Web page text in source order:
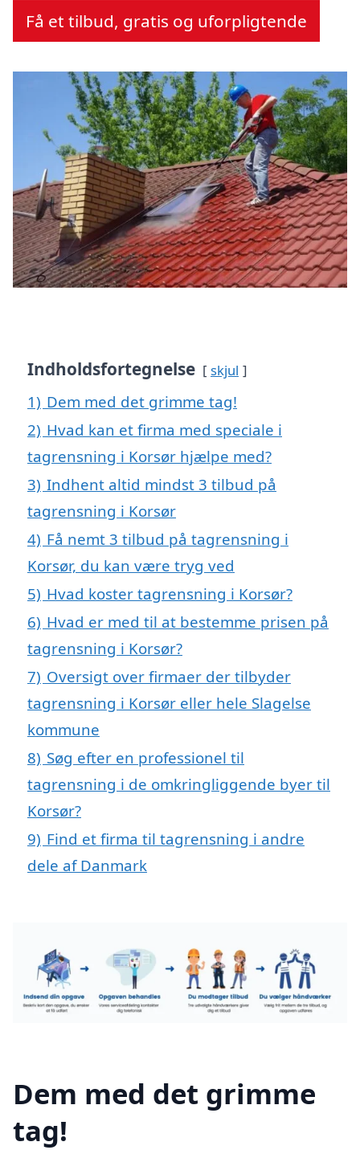
Få et tilbud, gratis og uforpligtende
Indholdsfortegnelse skjul
1) Dem med det grimme tag!
2) Hvad kan et firma med speciale i
tagrensning i Korsør hjælpe med?
3) Indhent altid mindst 3 tilbud på
tagrensning i Korsør
4) Få nemt 3 tilbud på tagrensning i
Korsør, du kan være tryg ved
5) Hvad koster tagrensning i Korsør?
6) Hvad er med til at bestemme prisen på
tagrensning i Korsør?
7) Oversigt over firmaer der tilbyder
tagrensning i Korsør eller hele Slagelse
kommune
8) Søg efter en professionel til
tagrensning i de omkringliggende byer til
Korsør?
9) Find et firma til tagrensning i andre
dele af Danmark
Dem med det grimme
tag!